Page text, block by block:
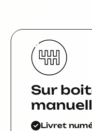
Sur
Livret